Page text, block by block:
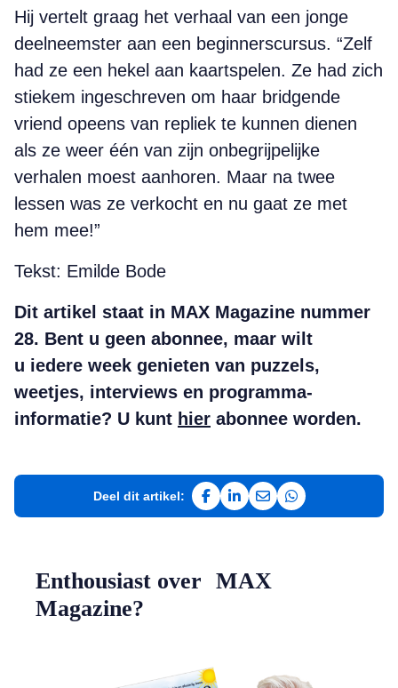
Hij vertelt graag het verhaal van een jonge
deelneemster aan een beginnerscursus. “Zelf
had ze een hekel aan kaartspelen. Ze had zich
stiekem ingeschreven om haar bridgende
vriend opeens van repliek te kunnen dienen
als ze weer één van zijn onbegrijpelijke
verhalen moest aanhoren. Maar na twee
lessen was ze verkocht en nu gaat ze met
hem mee!”
Tekst: Emilde Bode
Dit artikel staat in MAX Magazine nummer
28. Bent u geen abonnee, maar wilt
u iedere week genieten van puzzels,
weetjes, interviews en programma-
informatie? U kunt hier abonnee worden.
Deel dit artikel:
Deel op Facebook
Deel op LinkedIn
Deel via e-mail
Deel via
Enthousiast over MAX
Magazine?